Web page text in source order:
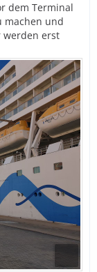
dem Terminal
machen und
werden erst